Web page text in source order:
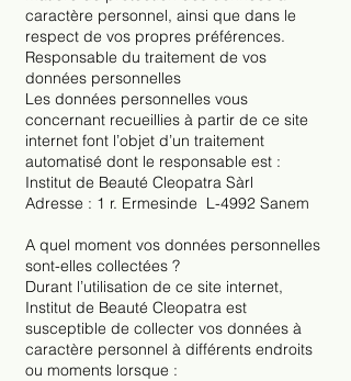
caractère personnel, ainsi que dans le
respect de vos propres préférences.
Responsable du traitement de vos
données personnelles
Les données personnelles vous
concernant recueillies à partir de ce site
internet font l’objet d’un traitement
automatisé dont le responsable est :
Institut de Beauté Cleopatra Sàrl
Adresse : 1 r. Ermesinde L-4992 Sanem
A quel moment vos données personnelles
sont-elles collectées ?
Durant l’utilisation de ce site internet,
Institut de Beauté Cleopatra est
susceptible de collecter vos données à
caractère personnel à différents endroits
ou moments lorsque :